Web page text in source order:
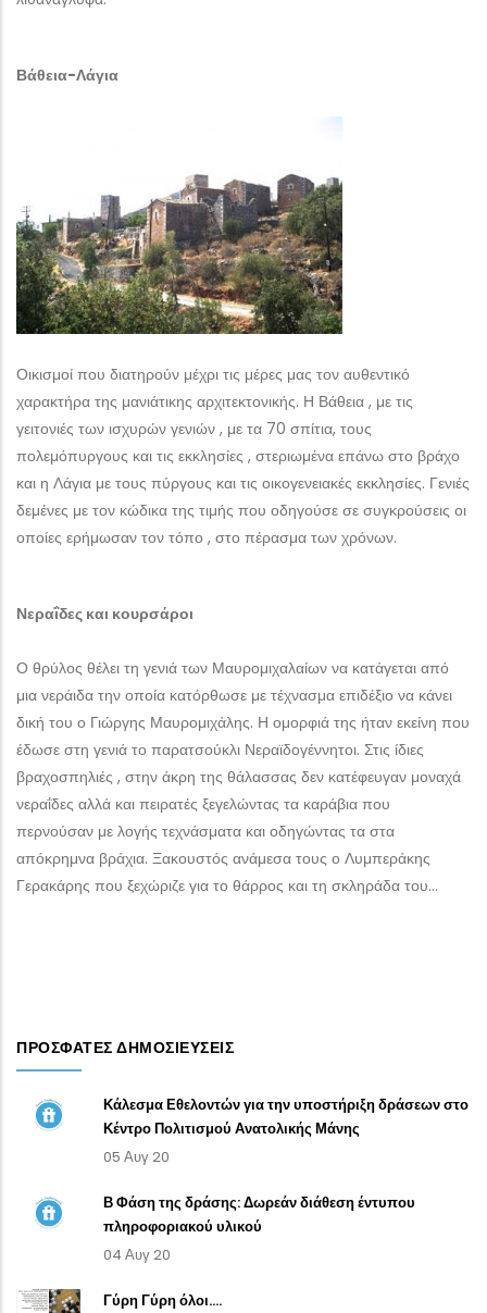
Βάθεια-Λάγια
Οικισμοί που διατηρούν μέχρι τις μέρες μας τον αυθεντικό
χαρακτήρα της μανιάτικης αρχιτεκτονικής. Η Βάθεια , με τις
γειτονιές των ισχυρών γενιών , με τα 70 σπίτια, τους
πολεμόπυργους και τις εκκλησίες , στεριωμένα επάνω στο βράχο
και η Λάγια με τους πύργους και τις οικογενειακές εκκλησίες. Γενιές
δεμένες με τον κώδικα της τιμής που οδηγούσε σε συγκρούσεις οι
οποίες ερήμωσαν τον τόπο , στο πέρασμα των χρόνων.
Νεραΐδες και κουρσάροι
Ο θρύλος θέλει τη γενιά των Μαυρομιχαλαίων να κατάγεται από
μια νεράιδα την οποία κατόρθωσε με τέχνασμα επιδέξιο να κάνει
δική του ο Γιώργης Μαυρομιχάλης. Η ομορφιά της ήταν εκείνη που
έδωσε στη γενιά το παρατσούκλι Νεραϊδογέννητοι. Στις ίδιες
βραχοσπηλιές , στην άκρη της θάλασσας δεν κατέφευγαν μοναχά
νεραΐδες αλλά και πειρατές ξεγελώντας τα καράβια που
περνούσαν με λογής τεχνάσματα και οδηγώντας τα στα
απόκρημνα βράχια. Ξακουστός ανάμεσα τους ο Λυμπεράκης
Γερακάρης που ξεχώριζε για το θάρρος και τη σκληράδα του…
ΠΡΌΣΦΑΤΕΣ ΔΗΜΟΣΙΕΎΣΕΙΣ
Κάλεσμα Εθελοντών για την υποστήριξη δράσεων στο
Κέντρο Πολιτισμού Ανατολικής Μάνης
05 Αυγ 20
Β Φάση της δράσης: Δωρεάν διάθεση έντυπου
πληροφοριακού υλικού
04 Αυγ 20
Γύρη Γύρη όλοι....